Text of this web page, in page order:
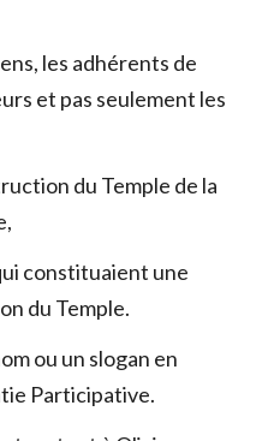
les adhérents de
et pas seulement les
du Temple de la
constituaient une
du Temple.
ou un slogan en
Participative.